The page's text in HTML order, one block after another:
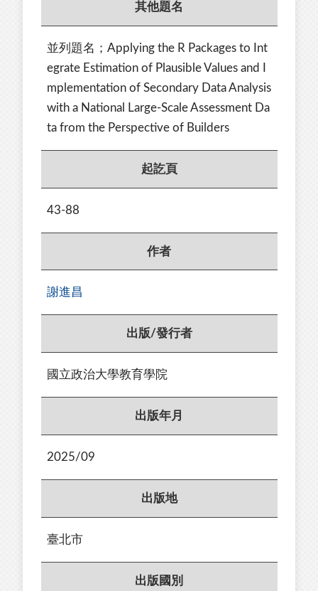
其他題名
並列題名；Applying the R Packages to Int
egrate Estimation of Plausible Values and I
mplementation of Secondary Data Analysis
with a National Large-Scale Assessment Da
ta from the Perspective of Builders
起訖頁
43-88
作者
謝進昌
出版/發行者
國立政治大學教育學院
出版年月
2025/09
出版地
臺北市
出版國別